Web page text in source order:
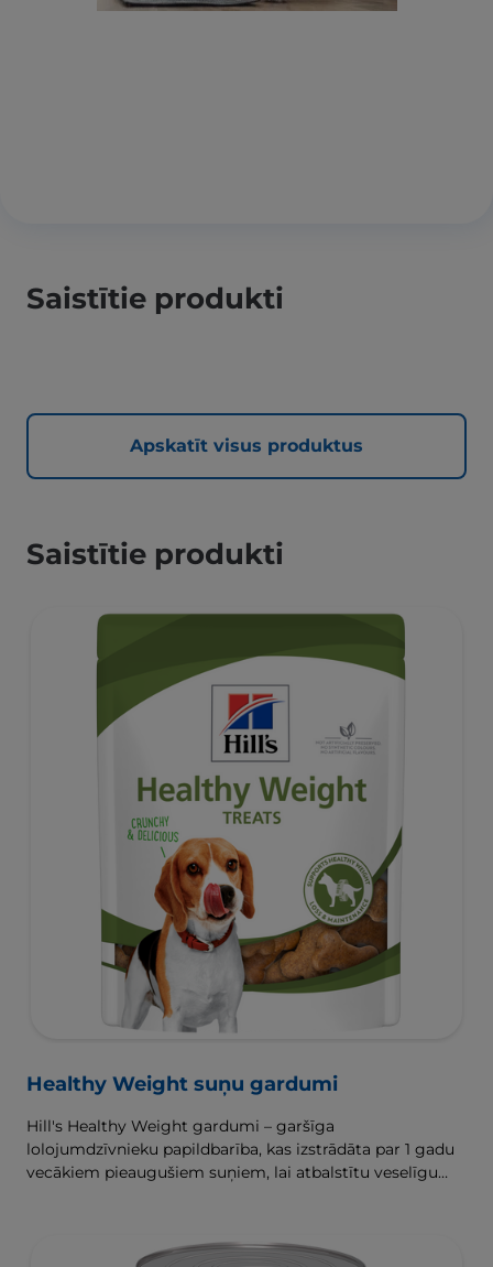
Saistītie produkti
Apskatīt visus produktus
Saistītie produkti
Healthy Weight suņu gardumi
Hill's Healthy Weight gardumi – garšīga
lolojumdzīvnieku papildbarība, kas izstrādāta par 1 gadu
vecākiem pieaugušiem suņiem, lai atbalstītu veselīgu